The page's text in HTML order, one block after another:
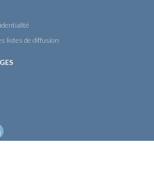
listes de diffusion